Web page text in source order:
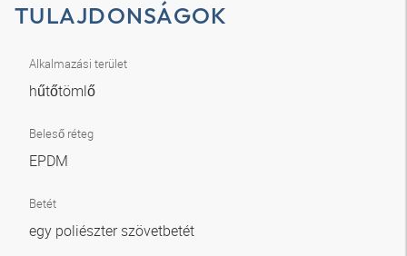
TULAJDONSÁGOK
Alkalmazási terület
hűtőtömlő
Beleső réteg
EPDM
Betét
egy poliészter szövetbetét